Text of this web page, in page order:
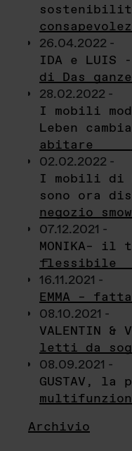
26.04.2022 -
IDA e LUIS
di Das
28.02.2022 -
I mobili
Leben
abitare
02.02.2022 -
I mobili di
sono ora
negozio
07.12.2021 -
MONIKA– il
flessibile
16.11.2021 -
EMMA –
08.10.2021 -
VALENTIN &
letti da
08.09.2021 -
GUSTAV, la
Archivio